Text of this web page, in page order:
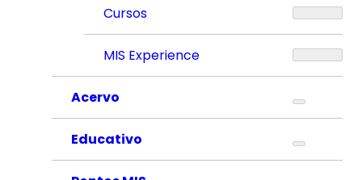
Cursos
MIS Experience
Acervo
Educativo